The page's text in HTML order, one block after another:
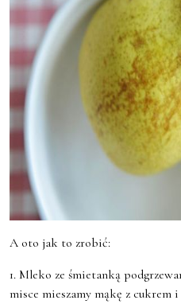
A oto jak to zrobić:
1. Mleko ze śmietanką
misce mieszamy mąkę z cukrem